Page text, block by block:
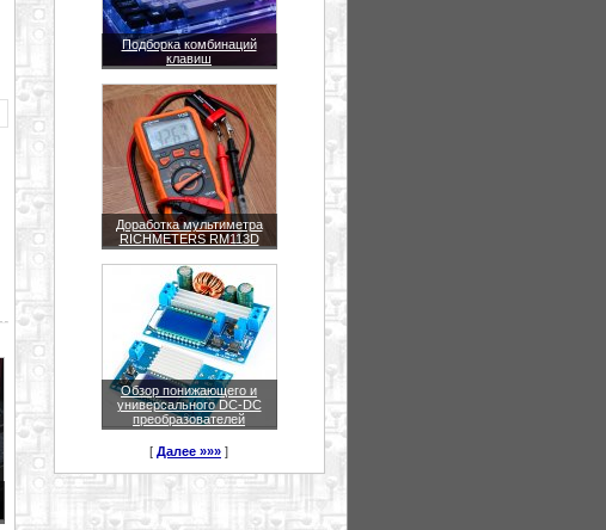
Подборка комбинаций
клавиш
Доработка мультиметра
RICHMETERS RM113D
Обзор понижающего и
универсального DC-DC
преобразователей
[ Далее »»» ]